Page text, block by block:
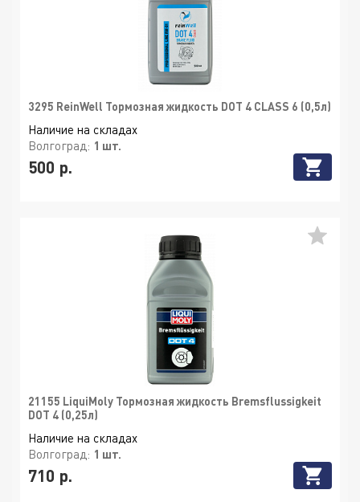
3295 ReinWell Тормозная жидкость DOT 4 CLASS 6 (0,5л)
Наличие на складах
Волгоград: 1 шт.
500 р.
21155 LiquiMoly Тормозная жидкость Bremsflussigkeit
DOT 4 (0,25л)
Наличие на складах
Волгоград: 1 шт.
710 р.